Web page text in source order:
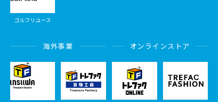
ゴルフリユース
海外事業 オンラインストア